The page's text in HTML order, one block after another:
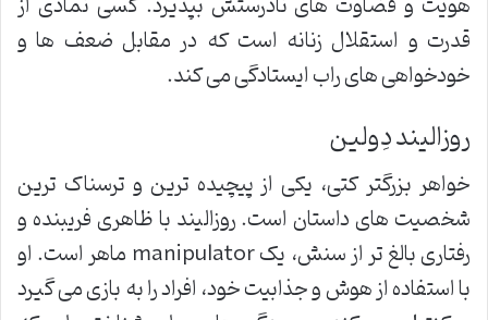
قدرت و استقلال زنانه است که در مقابل ضعف ها و
خودخواهی های راب ایستادگی می کند.
روزالیند دِولین
خواهر بزرگتر کتی، یکی از پیچیده ترین و ترسناک ترین
شخصیت های داستان است. روزالیند با ظاهری فریبنده و
رفتاری بالغ تر از سنش، یک manipulator ماهر است. او
با استفاده از هوش و جذابیت خود، افراد را به بازی می گیرد